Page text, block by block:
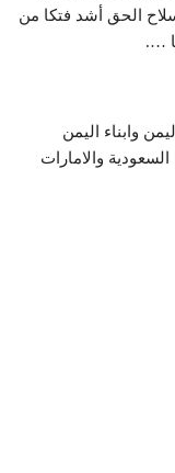
الحق أشد فتكا من
….
الجديد ضد اليمن وابناء اليمن
والامارات